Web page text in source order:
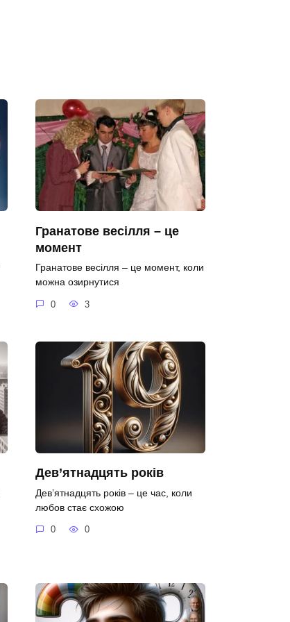
Гранатове весілля – це
момент
Гранатове весілля – це момент, коли
можна озирнутися
0 3
Дев’ятнадцять років
Дев’ятнадцять років – це час, коли
любов стає схожою
0 0